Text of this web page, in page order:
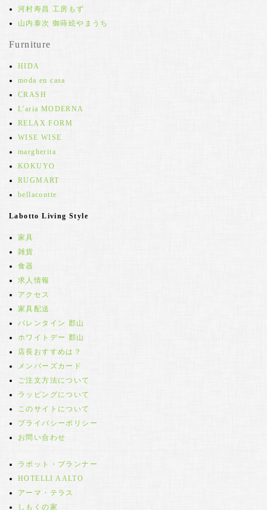
河村寿昌 工房もず
山内泰次 御蒔絵やまうち
Furniture
HIDA
moda en casa
CRASH
L'aria MODERNA
RELAX FORM
WISE WISE
margherita
KOKUYO
RUGMART
bellacontte
Labotto Living Style
家具
雑貨
食器
求人情報
アクセス
家具配送
バレンタイン 郡山
ホワイトデー 郡山
店長おすすめは？
メンバーズカード
ご注文方法について
ラッピングについて
このサイトについて
プライバシーポリシー
お問い合わせ
ラボット・プランナー
HOTELLI AALTO
アーマ・テラス
しもくの家